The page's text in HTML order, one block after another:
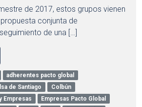
de 2017, estos grupos vienen
conjunta de
de una […]
adherentes pacto global
de Santiago
Colbún
Empresas
Empresas Pacto Global